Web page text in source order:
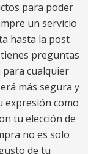
para poder
un servicio
hasta la post
preguntas
para cualquier
más segura y
expresión como
tu elección de
no es solo
de tu